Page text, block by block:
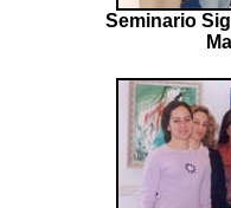
Seminario